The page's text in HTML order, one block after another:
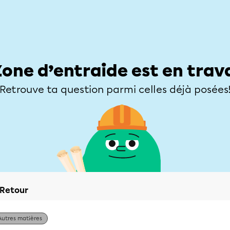
d’entraide est en
Retrouve ta question parmi celles déjà
Retour
matières